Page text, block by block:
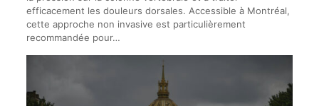
efficacement les douleurs dorsales. Accessible à Montréal,
cette approche non invasive est particulièrement
recommandée pour…